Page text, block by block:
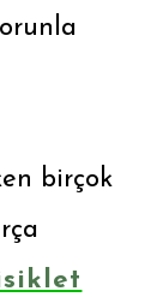
birçok